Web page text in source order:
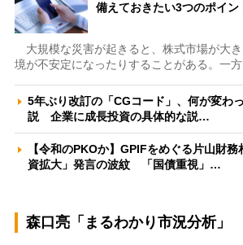
備えておきたい3つのポイ
大規模な災害が起きると、株式市場が大
境が不安定になったりすることがある。一
5年ぶり改訂の「CGコード」、何が変わ
説 企業に成長投資の具体的な説…
【令和のPKOか】GPIFをめぐる片山財
資拡大」発言の波紋 「国債重視」…
森口亮「まるわかり市況分析」